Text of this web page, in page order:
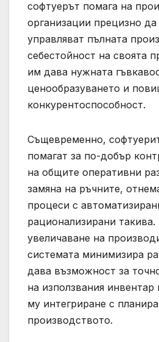
софтуерът помага на
организации прецизно да
управляват пълната
себестойност на своята
им дава нужната
ценообразуването и
конкурентоспособност.
Същевременно,
помагат за по-добър
на общите оперативни
замяна на ръчните,
процеси с
рационализирани такива.
увеличаване на
системата минимизира
дава възможност за
на използвания инвентар
му интегриране с
производството.